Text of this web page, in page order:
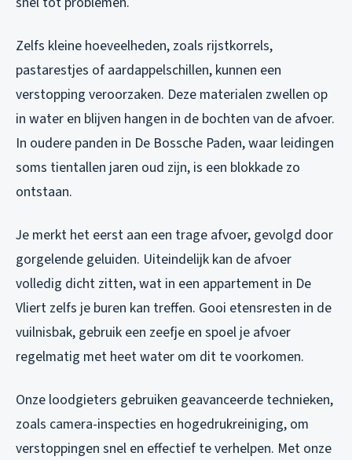
Zelfs kleine hoeveelheden, zoals rijstkorrels,
pastarestjes of aardappelschillen, kunnen een
verstopping veroorzaken. Deze materialen zwellen op
in water en blijven hangen in de bochten van de afvoer.
In oudere panden in De Bossche Paden, waar leidingen
soms tientallen jaren oud zijn, is een blokkade zo
ontstaan.
Je merkt het eerst aan een trage afvoer, gevolgd door
gorgelende geluiden. Uiteindelijk kan de afvoer
volledig dicht zitten, wat in een appartement in De
Vliert zelfs je buren kan treffen. Gooi etensresten in de
vuilnisbak, gebruik een zeefje en spoel je afvoer
regelmatig met heet water om dit te voorkomen.
Onze loodgieters gebruiken geavanceerde technieken,
zoals camera-inspecties en hogedrukreiniging, om
verstoppingen snel en effectief te verhelpen. Met onze